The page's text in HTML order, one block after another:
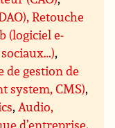
Retouche
(logiciel e-
,
de gestion de
system, CMS),
, Audio,
d’entreprise,